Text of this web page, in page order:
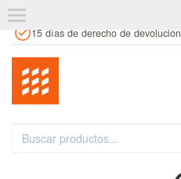
15 días de derecho de devolución